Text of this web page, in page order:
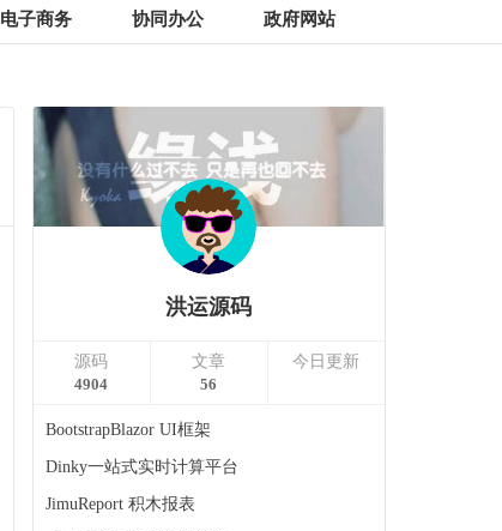
电子商务 协同办公 政府网站
洪运源码
源码
4904
文章
56
今日更新
BootstrapBlazor UI框架
Dinky一站式实时计算平台
JimuReport 积木报表